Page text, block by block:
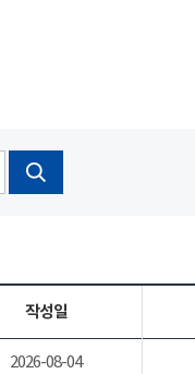
작성일
2026-08-04